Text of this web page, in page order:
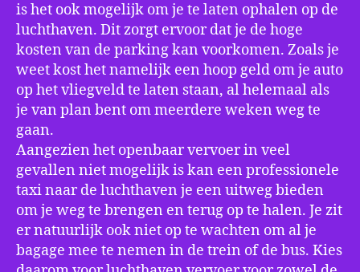
is het ook mogelijk om je te laten ophalen op de
luchthaven. Dit zorgt ervoor dat je de hoge
kosten van de parking kan voorkomen. Zoals je
weet kost het namelijk een hoop geld om je auto
op het vliegveld te laten staan, al helemaal als
je van plan bent om meerdere weken weg te
gaan.
Aangezien het openbaar vervoer in veel
gevallen niet mogelijk is kan een professionele
taxi naar de luchthaven je een uitweg bieden
om je weg te brengen en terug op te halen. Je zit
er natuurlijk ook niet op te wachten om al je
bagage mee te nemen in de trein of de bus. Kies